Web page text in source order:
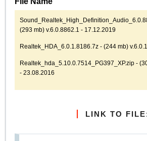
(293 mb) v.6.0.8862.1 - 17.12.2019
Realtek_HDA_6.0.1.8186.7z - (244 mb)
Realtek_hda_5.10.0.7514_PG397_XP.zip -
- 23.08.2016
LINK TO